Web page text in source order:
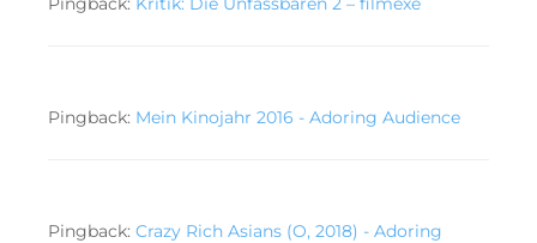
Pingback: Mein Kinojahr 2016 - Adoring Audience
Pingback: Crazy Rich Asians (O, 2018) - Adoring